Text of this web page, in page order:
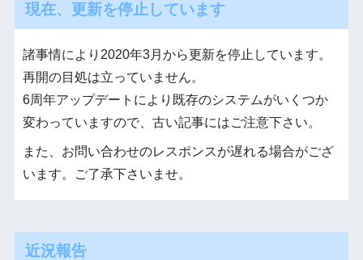
現在、更新を停止しています
諸事情により2020年3月から更新を停止しています。
再開の目処は立っていません。
6周年アップデートにより既存のシステムがいくつか
変わっていますので、古い記事にはご注意下さい。
また、お問い合わせのレスポンスが遅れる場合がござ
います。ご了承下さいませ。
近況報告